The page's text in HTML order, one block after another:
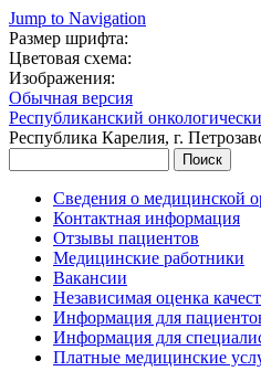
Jump to Navigation
Размер шрифта:
Цветовая схема:
Изображения:
Обычная версия
Республиканский
Республика Карелия, г.
Сведения о медицинской
Контактная информация
Отзывы пациентов
Медицинские работники
Вакансии
Независимая оценка
Информация для
Информация для
Платные медицинские